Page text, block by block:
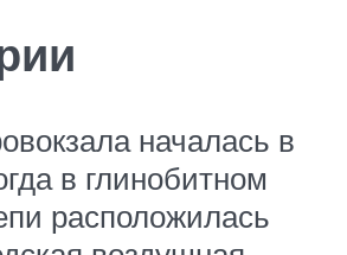
началась в
в глинобитном
расположилась